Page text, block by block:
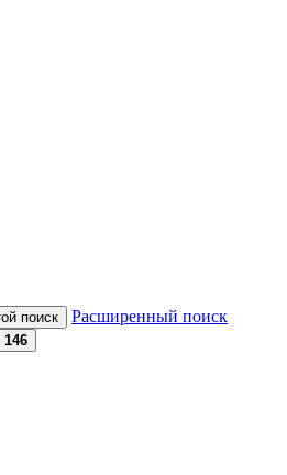
Расширенный поиск
146